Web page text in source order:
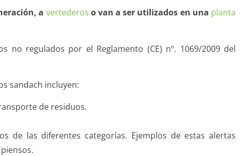
a vertederos o van a ser utilizados en una planta
no regulados por el Reglamento (CE) nº. 1069/2009 del
sandach incluyen:
de residuos.
de las diferentes categorías. Ejemplos de estas alertas